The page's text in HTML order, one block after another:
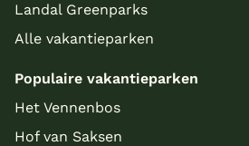
Landal Greenparks
Alle vakantieparken
Populaire vakantieparken
Het Vennenbos
Hof van Saksen